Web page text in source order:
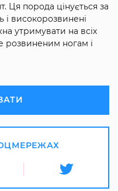
Ця порода цінується за
і високорозвинені
утримувати на всіх
розвиненим ногам і